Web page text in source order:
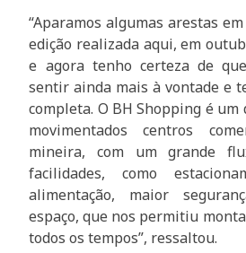
“Aparamos algumas arestas
edição realizada aqui, em
e agora tenho certeza de
sentir ainda mais à vontade e
completa. O BH Shopping é um
movimentados centros
mineira, com um grande
facilidades, como
alimentação, maior
espaço, que nos permitiu
todos os tempos”, ressaltou.